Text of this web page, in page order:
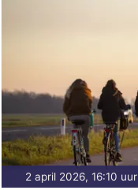
2 april 2026, 16:10 uur|